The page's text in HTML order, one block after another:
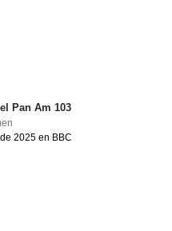
Pan Am 103
2025 en BBC